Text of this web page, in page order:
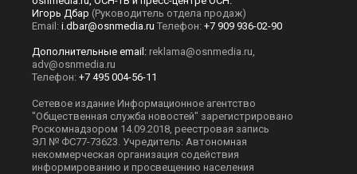
Игорь Дбар (Руководитель отдела продаж)
Email: i.dbar@osnmedia.ru Телефон: +7 909 936-02-90
Дополнительные email: reklama@osnmedia.ru,
adv@osnmedia.ru
Телефон: +7 495 004-56-11
Сетевое издание Информационное агентство
"Общественная служба новостей" зарегистрировано
Роскомнадзором 14.09.2018, реестровая запись
ЭЛ № ФС77-73623. Учредитель: Автономная
некоммерческая организация содействия
информированию и просвещению населения